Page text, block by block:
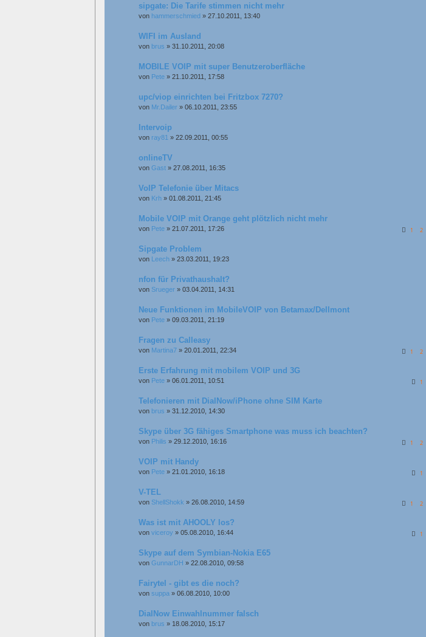
sipgate: Die Tarife stimmen nicht mehr
von hammerschmied » 27.10.2011, 13:40
WIFI im Ausland
von brus » 31.10.2011, 20:08
MOBILE VOIP mit super Benutzeroberfläche
von Pete » 21.10.2011, 17:58
upc/viop einrichten bei Fritzbox 7270?
von Mr.Dailer » 06.10.2011, 23:55
Intervoip
von ray81 » 22.09.2011, 00:55
onlineTV
von Gast » 27.08.2011, 16:35
VoIP Telefonie über Mitacs
von Krh » 01.08.2011, 21:45
Mobile VOIP mit Orange geht plötzlich nicht mehr
von Pete » 21.07.2011, 17:26 1 2
Sipgate Problem
von Leech » 23.03.2011, 19:23
nfon für Privathaushalt?
von Srueger » 03.04.2011, 14:31
Neue Funktionen im MobileVOIP von Betamax/Dellmont
von Pete » 09.03.2011, 21:19
Fragen zu Calleasy
von Martina7 » 20.01.2011, 22:34 1 2
Erste Erfahrung mit mobilem VOIP und 3G
von Pete » 06.01.2011, 10:51 1
Telefonieren mit DialNow/iPhone ohne SIM Karte
von brus » 31.12.2010, 14:30
Skype über 3G fähiges Smartphone was muss ich beachten?
von Philis » 29.12.2010, 16:16 1 2
VOIP mit Handy
von Pete » 21.01.2010, 16:18 1
V-TEL
von ShellShokk » 26.08.2010, 14:59 1 2
Was ist mit AHOOLY los?
von viceroy » 05.08.2010, 16:44 1
Skype auf dem Symbian-Nokia E65
von GunnarDH » 22.08.2010, 09:58
Fairytel - gibt es die noch?
von suppa » 06.08.2010, 10:00
DialNow Einwahlnummer falsch
von brus » 18.08.2010, 15:17